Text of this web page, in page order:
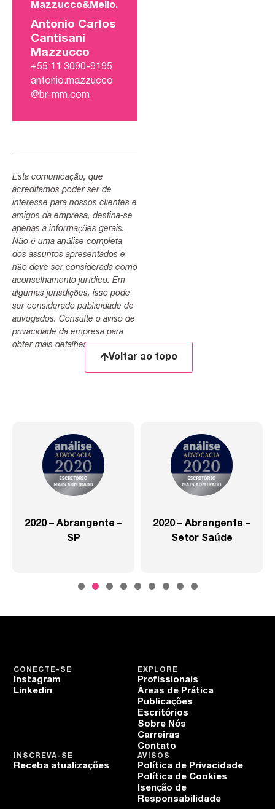
Mazzucco&Mello.
Antonio Carlos
Cantisani
Mazzucco
+55 11 3090-9195
antonio.mazzucco
@br-mm.com
Esta comunicação, que
acreditamos poder ser de
interesse para nossos clientes e
amigos da empresa, destina-se
apenas a informações gerais.
Não é uma análise completa
dos assuntos apresentados e
não deve ser considerada como
aconselhamento jurídico. Em
algumas jurisdições, isso pode
ser considerado publicidade de
advogados. Consulte o aviso de
privacidade da empresa para
obter mais detalhes.
Voltar ao topo
2020 – Abrangente –
SP
2020 – Abrangente –
Setor Saúde
EXPLORE
Profissionais
Áreas de Prática
Publicações
Escritórios
Sobre Nós
Carreiras
Contato
CONECTE-SE
Instagram
Linkedin
AVISOS
Política de Privacidade
Política de Cookies
Isenção de
Responsabilidade
INSCREVA-SE
Receba atualizações